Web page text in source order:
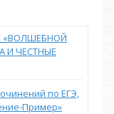
«ВОЛШЕБНОЙ
И ЧЕСТНЫЕ
по ЕГЭ,
Пример»